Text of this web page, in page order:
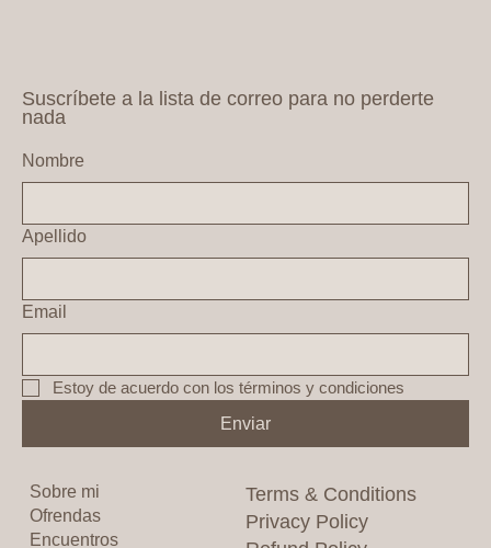
Nombre
Apellido
Email
Estoy de acuerdo con los términos y condiciones
Enviar
Suscríbete a la lista de correo para no perderte
nada
Sobre mi
Ofrendas
Encuentros
Terms & Conditions
Privacy Policy